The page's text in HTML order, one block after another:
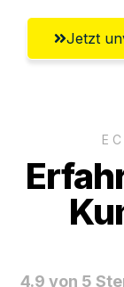
Jetzt
4.9 von 5